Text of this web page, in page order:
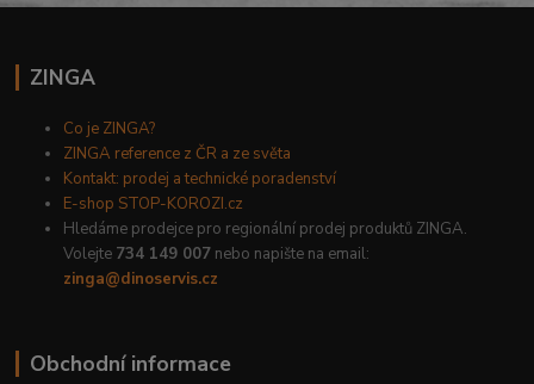
ZINGA
Co je ZINGA?
ZINGA reference z ČR a ze světa
Kontakt: prodej a technické poradenství
E-shop STOP-KOROZI.cz
Hledáme prodejce pro regionální prodej produktů ZINGA.
Volejte 734 149 007 nebo napište na email:
zinga@dinoservis.cz
Obchodní informace